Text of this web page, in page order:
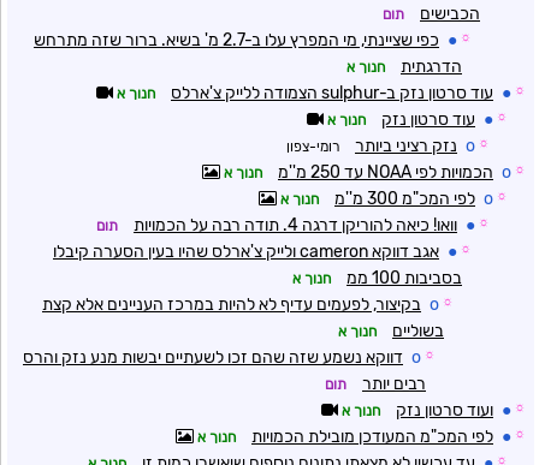
הכבישים
תום
☼
●
כפי שציינתי, מי המפרץ עלו ב-2.7 מ' בשיא. ברור שזה מתרחש
הדרגתית
חנוך א
☼
● עוד סרטון נזק ב-sulphur הצמודה ללייק צ'ארלס חנוך א
☼
● עוד סרטון נזק חנוך א
☼
o נזק רציני ביותר רומי-צפון
☼
o הכמויות לפי NOAA עד 250 מ''מ חנוך א
☼
o לפי המכ"מ 300 מ''מ חנוך א
☼
● וואו! כיאה להוריקן דרגה 4. תודה רבה על הכמויות תום
☼
●
אגב דווקא cameron ולייק צ'ארלס שהיו בעין הסערה קיבלו
בסביבות 100 ממ
חנוך א
☼
o בקיצור, לפעמים עדיף לא להיות במרכז העניינים אלא קצת
בשוליים
חנוך א
☼
o דווקא נשמע שזה שהם זכו לשעתיים יבשות מנע נזק והרס
רבים יותר
תום
☼
● ועוד סרטון נזק חנוך א
☼
● לפי המכ"מ המעודכן מובילת הכמויות חנוך א
☼